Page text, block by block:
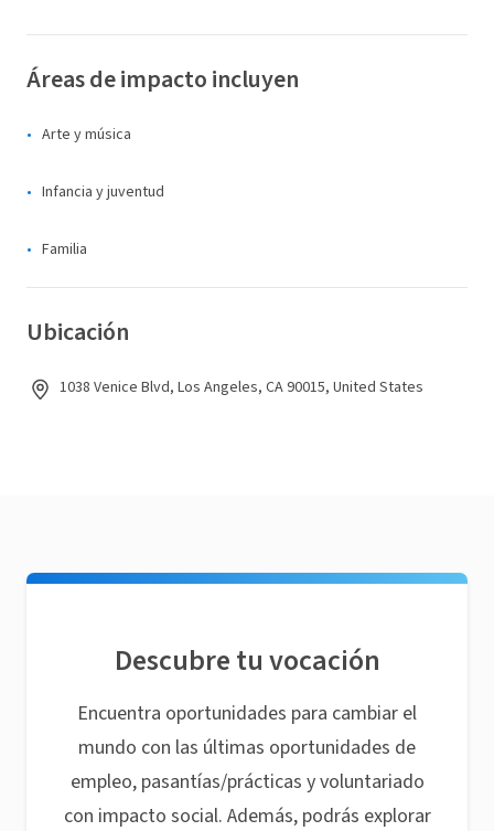
Áreas de impacto incluyen
Arte y música
Infancia y juventud
Familia
Ubicación
1038 Venice Blvd, Los Angeles, CA 90015, United States
Descubre tu vocación
Encuentra oportunidades para cambiar el
mundo con las últimas oportunidades de
empleo, pasantías/prácticas y voluntariado
con impacto social. Además, podrás explorar